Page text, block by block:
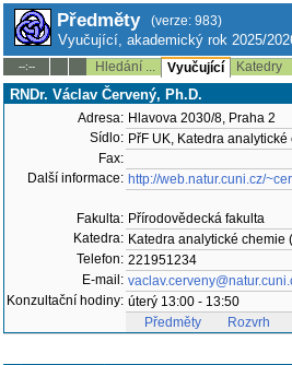
Předměty (verze: 983)
Vyučující, akademický rok 2025/
--:-- Hledání ... Vyučující Katedry
RNDr. Václav Červený, Ph.D.
Adresa: Hlavova 2030/8, Praha 2
Sídlo: PřF UK, Katedra analytické
Fax:
Další informace: http://web.natur.cuni.cz/
Fakulta: Přírodovědecká fakulta
Katedra: Katedra analytické chemie
Telefon: 221951234
E-mail:
Konzultační hodiny: úterý 13:00 - 13:50
Předměty
Rozvrh